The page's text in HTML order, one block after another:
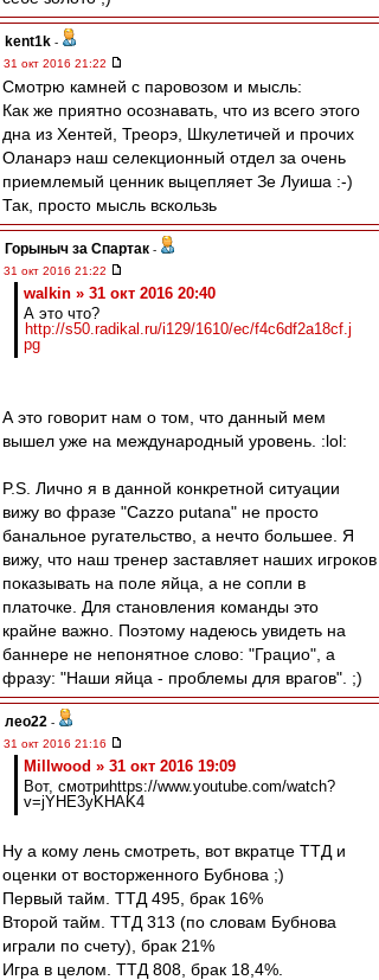
kent1k -
31 окт 2016 21:22
Смотрю камней с паровозом и мысль:
Как же приятно осознавать, что из всего этого
дна из Хентей, Треорэ, Шкулетичей и прочих
Оланарэ наш селекционный отдел за очень
приемлемый ценник выцепляет Зе Луиша :-)
Так, просто мысль вскользь
Горыныч за Спартак -
31 окт 2016 21:22
walkin » 31 окт 2016 20:40
А это что?
http://s50.radikal.ru/i129/1610/ec/f4c6df2a18cf.j
pg
А это говорит нам о том, что данный мем
вышел уже на международный уровень. :lol:
P.S. Лично я в данной конкретной ситуации
вижу во фразе "Cazzo putana" не просто
банальное ругательство, а нечто большее. Я
вижу, что наш тренер заставляет наших игроков
показывать на поле яйца, а не сопли в
платочке. Для становления команды это
крайне важно. Поэтому надеюсь увидеть на
баннере не непонятное слово: "Грацио", а
фразу: "Наши яйца - проблемы для врагов". ;)
лео22 -
31 окт 2016 21:16
Millwood » 31 окт 2016 19:09
Вот, смотриhttps://www.youtube.com/watch?
v=jYHE3yKHAK4
Ну а кому лень смотреть, вот вкратце ТТД и
оценки от восторженного Бубнова ;)
Первый тайм. ТТД 495, брак 16%
Второй тайм. ТТД 313 (по словам Бубнова
играли по счету), брак 21%
Игра в целом. ТТД 808, брак 18,4%.